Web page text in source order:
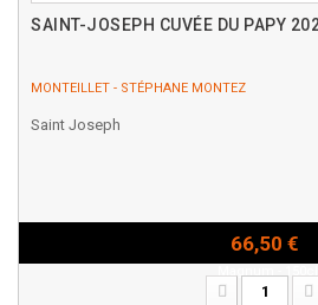
SAINT-JOSEPH CUVÉE DU PAPY
MONTEILLET - STÉPHANE MONTEZ
Saint Joseph
66,50 €